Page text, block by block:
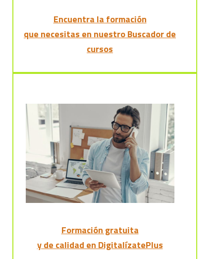
Encuentra la formación
que necesitas en nuestro Buscador de
cursos
Formación gratuita
y de calidad en DigitalízatePlus